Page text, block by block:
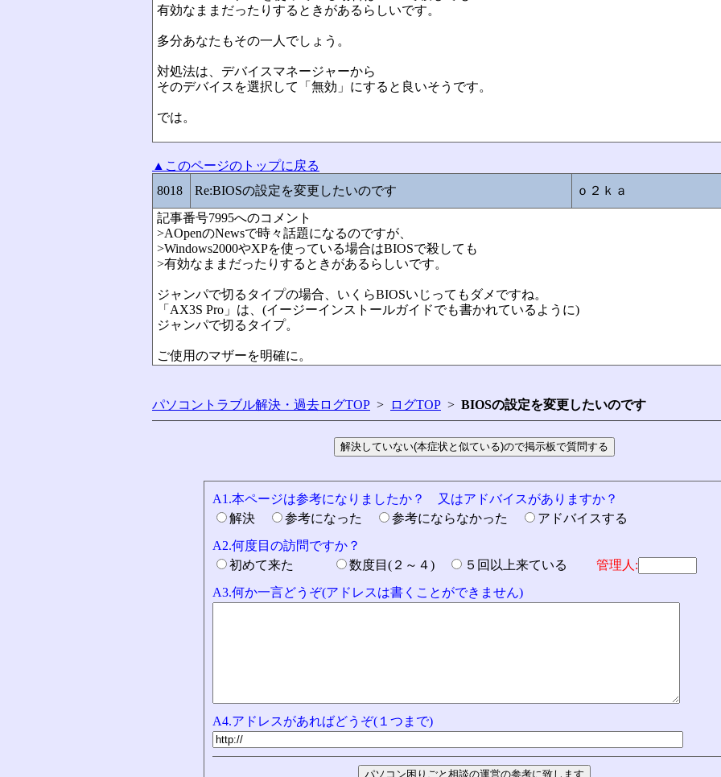
有効なままだったりするときがあるらしいです。
多分あなたもその一人でしょう。
対処法は、デバイスマネージャーから
そのデバイスを選択して「無効」にすると良いそうです。
では。
▲このページのトップに戻る
8018
Re:BIOSの設定を変更したいのです ｏ２ｋａ
記事番号7995へのコメント
>AOpenのNewsで時々話題になるのですが、
>Windows2000やXPを使っている場合はBIOSで殺しても
>有効なままだったりするときがあるらしいです。
ジャンパで切るタイプの場合、いくらBIOSいじってもダメですね。
「AX3S Pro」は、(イージーインストールガイドでも書かれているように)
ジャンパで切るタイプ。
ご使用のマザーを明確に。
パソコントラブル解決・過去ログTOP > ログTOP > BIOSの設定を変更したいのです
A1.本ページは参考になりましたか？ 又はアドバイスがありますか？
解決
参考になった 参考にならなかった
アドバイスする
A2.何度目の訪問ですか？
初めて来た
数度目(２～４) ５回以上来ている 管理人:
A3.何か一言どうぞ(アドレスは書くことができません)
A4.アドレスがあればどうぞ(１つまで)